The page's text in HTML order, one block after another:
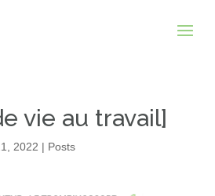
vie au travail]
2022 | Posts